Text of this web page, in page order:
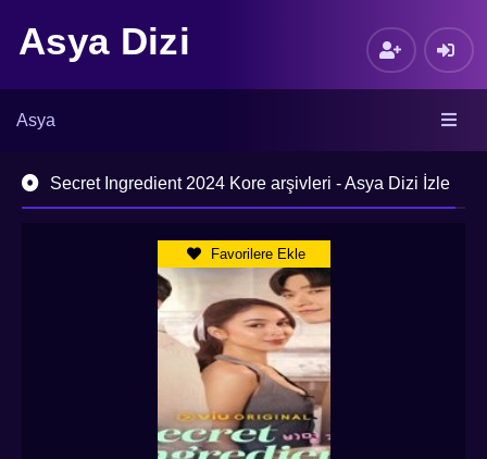
Asya Dizi
Asya
Secret Ingredient 2024 Kore arşivleri - Asya Dizi İzle
Favorilere Ekle